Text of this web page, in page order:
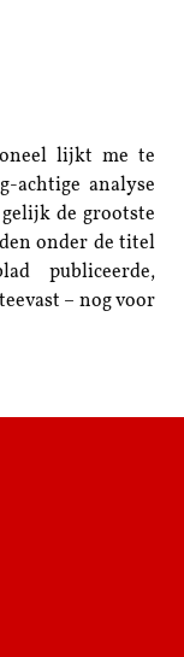
lijkt me te
achtige analyse
de grootste
onder de titel
publiceerde,
– nog voor